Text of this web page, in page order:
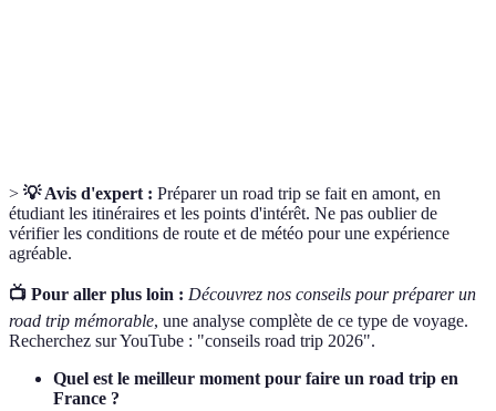
> 💡 Avis d'expert : Préparer un road trip se fait en amont, en
étudiant les itinéraires et les points d'intérêt. Ne pas oublier de
vérifier les conditions de route et de météo pour une expérience
agréable.
📺 Pour aller plus loin : Découvrez nos conseils pour préparer un
road trip mémorable, une analyse complète de ce type de voyage.
Recherchez sur YouTube : "conseils road trip 2026".
Quel est le meilleur moment pour faire un road trip en
France ?